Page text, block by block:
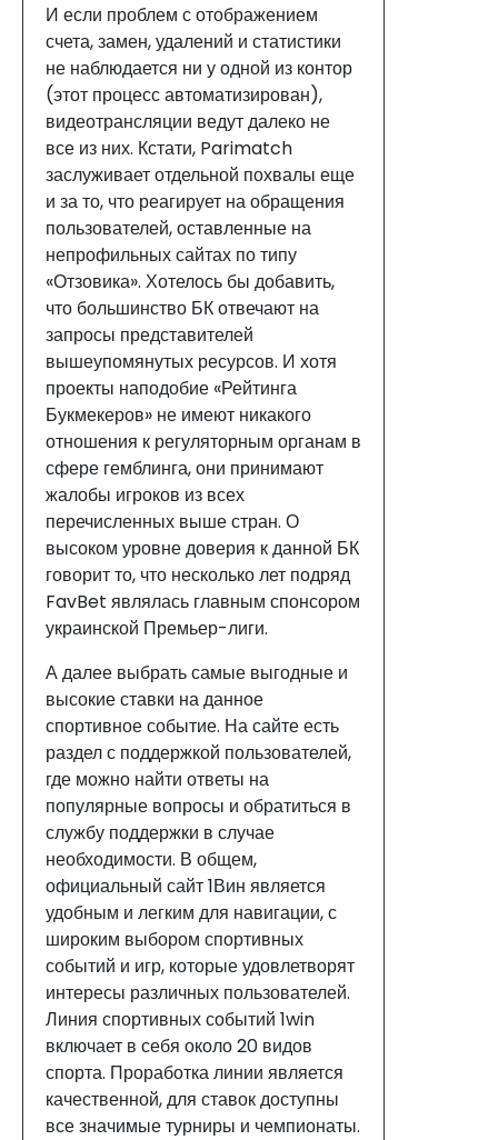
И если проблем с отображением
счета, замен, удалений и статистики
не наблюдается ни у одной из контор
(этот процесс автоматизирован),
видеотрансляции ведут далеко не
все из них. Кстати, Parimatch
заслуживает отдельной похвалы еще
и за то, что реагирует на обращения
пользователей, оставленные на
непрофильных сайтах по типу
«Отзовика». Хотелось бы добавить,
что большинство БК отвечают на
запросы представителей
вышеупомянутых ресурсов. И хотя
проекты наподобие «Рейтинга
Букмекеров» не имеют никакого
отношения к регуляторным органам в
сфере гемблинга, они принимают
жалобы игроков из всех
перечисленных выше стран. О
высоком уровне доверия к данной БК
говорит то, что несколько лет подряд
FavBet являлась главным спонсором
украинской Премьер-лиги.
А далее выбрать самые выгодные и
высокие ставки на данное
спортивное событие. На сайте есть
раздел с поддержкой пользователей,
где можно найти ответы на
популярные вопросы и обратиться в
службу поддержки в случае
необходимости. В общем,
официальный сайт 1Вин является
удобным и легким для навигации, с
широким выбором спортивных
событий и игр, которые удовлетворят
интересы различных пользователей.
Линия спортивных событий 1win
включает в себя около 20 видов
спорта. Проработка линии является
качественной, для ставок доступны
все значимые турниры и чемпионаты.